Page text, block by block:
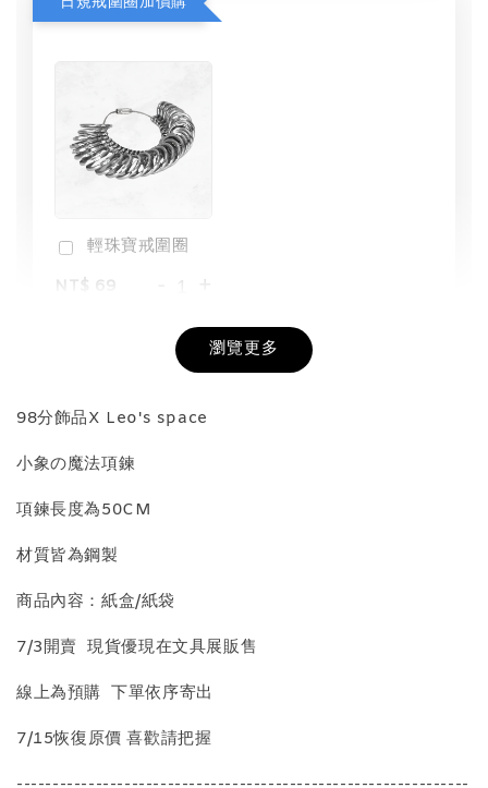
輕珠寶戒圍圈
NT$ 69
+
質感飾品收納盒
瀏覽更多
98分飾品X Leo's space
小象の魔法項鍊
項鍊長度為50CM
材質皆為鋼製
商品內容：紙盒/紙袋
7/3開賣 現貨優現在文具展販售
線上為預購 下單依序寄出
7/15恢復原價 喜歡請把握